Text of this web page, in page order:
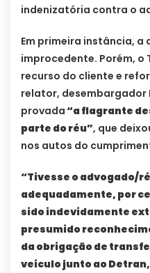
indenizatória contra o
Em primeira instância, a
improcedente. Porém, o
recurso do cliente e
relator, desembargador
provada “a flagrante
parte do réu”, que
nos autos do
“Tivesse o advogado/
adequadamente, por
sido indevidamente
presumido
da obrigação de
veículo junto ao